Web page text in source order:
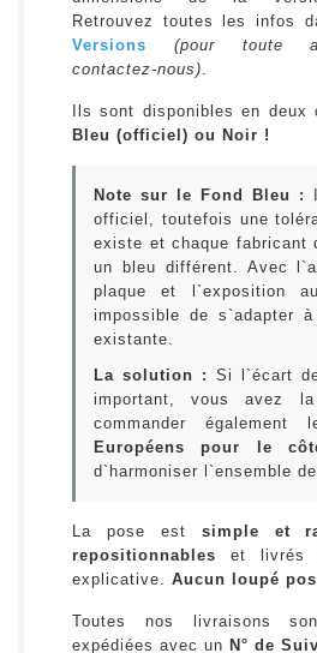
Retrouvez toutes les infos
Versions
(pour toute
contactez-nous).
Ils sont disponibles en deux
Bleu (officiel) ou Noir !
Note sur le Fond Bleu :
officiel, toutefois une
existe et chaque fabricant
un bleu différent. Avec
plaque et l`exposition
impossible de s`adapter
existante.
La solution : Si l`écart
important, vous avez
commander également
Européens pour le
d`harmoniser l`ensemble
La pose est simple et
repositionnables et livrés
explicative. Aucun loupé
Toutes nos livraisons
expédiées avec un N° de